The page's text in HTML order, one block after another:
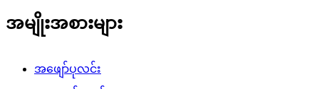
အမျိုးအစားများ
အဖျော်ပုလင်း